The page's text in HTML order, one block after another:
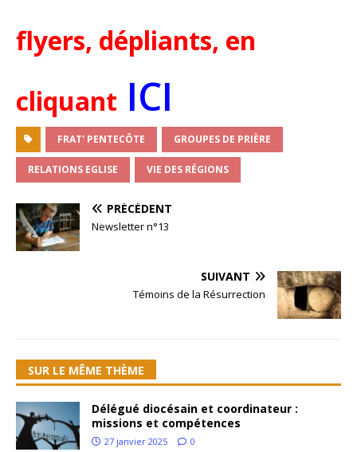
flyers, dépliants, en
cliquant ICI
FRAT' PENTECÔTE GROUPES DE PRIÈRE
RELATIONS EGLISE VIE DES RÉGIONS
PRÉCÉDENT
Newsletter n°13
SUIVANT
Témoins de la Résurrection
SUR LE MÊME THÈME
Délégué diocésain et coordinateur :
missions et compétences
27 janvier 2025 0